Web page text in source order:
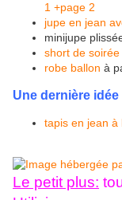
1 +page 2
jupe en jean
minijupe
short de soirée
robe ballon à
Une dernière idée
tapis en jean à
Le petit plus: